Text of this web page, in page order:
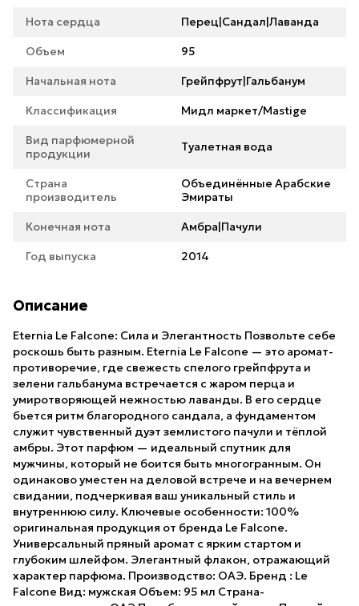
Нота сердца Перец|Сандал|Лаванда
Объем 95
Начальная нота Грейпфрут|Гальбанум
Классификация Мидл маркет/Mastige
Вид парфюмерной
продукции
Туалетная вода
Страна
производитель
Объединённые Арабские
Эмираты
Конечная нота Амбра|Пачули
Год выпуска 2014
Описание
Eternia Le Falcone: Сила и Элегантность Позвольте себе
роскошь быть разным. Eternia Le Falcone — это аромат-
противоречие, где свежесть спелого грейпфрута и
зелени гальбанума встречается с жаром перца и
умиротворяющей нежностью лаванды. В его сердце
бьется ритм благородного сандала, а фундаментом
служит чувственный дуэт землистого пачули и тёплой
амбры. Этот парфюм — идеальный спутник для
мужчины, который не боится быть многогранным. Он
одинаково уместен на деловой встрече и на вечернем
свидании, подчеркивая ваш уникальный стиль и
внутреннюю силу. Ключевые особенности: 100%
оригинальная продукция от бренда Le Falcone.
Универсальный пряный аромат с ярким стартом и
глубоким шлейфом. Элегантный флакон, отражающий
характер парфюма. Производство: ОАЭ. Бренд : Le
Falcone Вид: мужская Объем: 95 мл Страна-